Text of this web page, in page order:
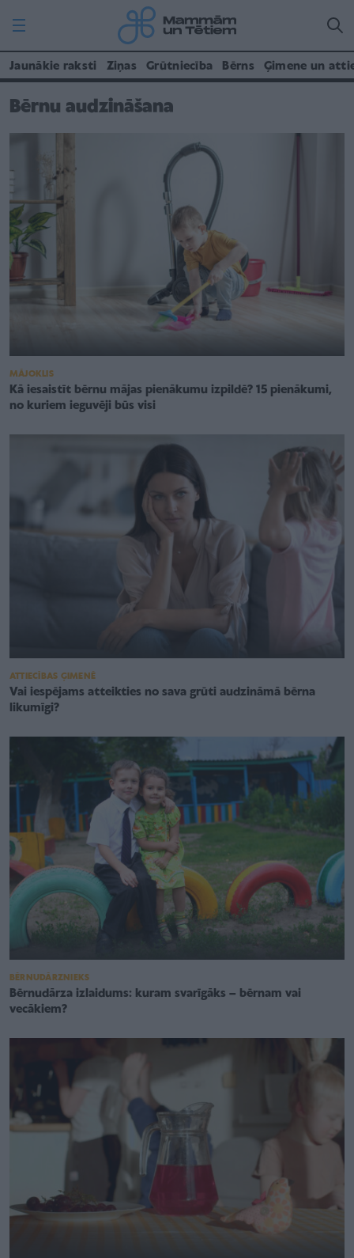
Jaunākie raksti Ziņas Grūtniecība Bērns Ģimene un
Bērnu audzināšana
MĀJOKLIS
Kā iesaistīt bērnu mājas pienākumu izpildē? 15 pienākumi,
no kuriem ieguvēji būs visi
ATTIECĪBAS ĢIMENĒ
Vai iespējams atteikties no sava grūti audzināmā bērna
likumīgi?
BĒRNUDĀRZNIEKS
Bērnudārza izlaidums: kuram svarīgāks – bērnam vai
vecākiem?